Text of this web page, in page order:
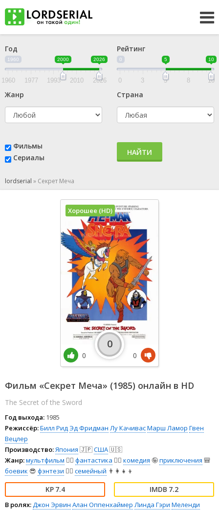
Год
1960 2000 2026
1960 1977 1993 2010 2026
Рейтинг
0 5 10
0 3 5 8 10
Жанр Страна
Фильмы
Сериалы
НАЙТИ
lordserial » Секрет Меча
Фильм «Секрет Меча» (1985) онлайн в HD
The Secret of the Sword
Год выхода: 1985
Режиссёр:Билл РидЭд Фридман Лу КачивасМарш Ламор Гвен
Вецлер
Производство:Япония 🇯🇵США🇺🇸
Жанр:мультфильм 🧚‍♀️ фантастика 🧙‍♀️ комедия 🤪приключения 🎒
боевик 😎 фэнтези 🧝‍♂️ семейный 👨‍👩‍👧‍👦
7.4 7.2
В ролях:Джон Эрвин Алан Оппенхаймер Линда Гэри Меленди
Хорошее (HD)
0
0
0